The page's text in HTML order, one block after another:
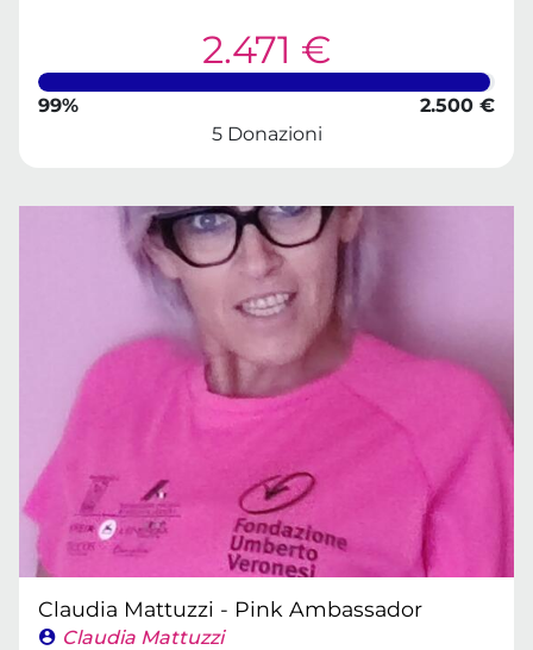
2.471 €
99%
2.500 €
5 Donazioni
Claudia Mattuzzi - Pink Ambassador
Claudia Mattuzzi